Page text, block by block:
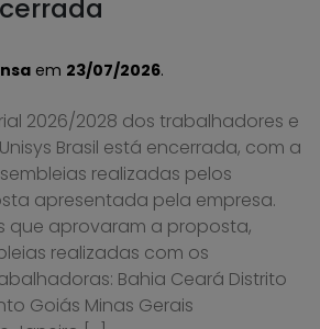
em 23/07/2026.
2026/2028 dos trabalhadores e
Brasil está encerrada, com a
realizadas pelos
apresentada pela empresa.
que aprovaram a proposta,
realizadas com os
Bahia Ceará Distrito
Goiás Minas Gerais